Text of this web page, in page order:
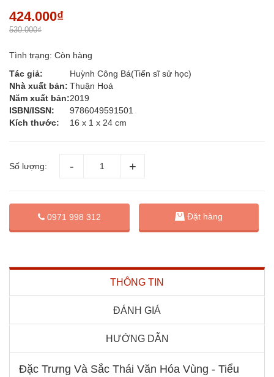
424.000₫
530.000₫
Tình trạng: Còn hàng
Tác giả:
Huỳnh Công Bá(Tiến sĩ sử học)
Nhà xuất bản: Thuận Hoá
Năm xuất bản:2019
ISBN/ISSN:
9786049591501
Kích thước:
16 x 1 x 24 cm
Số lượng:
0971 998 312 Đặt hàng
THÔNG TIN
ĐÁNH GIÁ
HƯỚNG DẪN
Đặc Trưng Và Sắc Thái Văn Hóa Vùng - Tiểu